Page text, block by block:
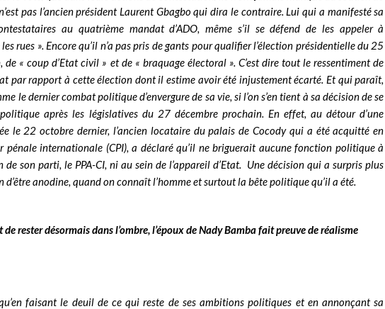
pas l’ancien président Laurent Gbagbo qui dira le contraire. Lui qui a manifesté sa
au quatrième mandat d’ADO, même s’il se défend de les appeler à
rues ». Encore qu’il n’a pas pris de gants pour qualifier l’élection présidentielle du 25
« coup d’Etat civil » et de « braquage électoral ». C’est dire tout le ressentiment de
par rapport à cette élection dont il estime avoir été injustement écarté. Et qui paraît,
le dernier combat politique d’envergure de sa vie, si l’on s’en tient à sa décision de se
après les législatives du 27 décembre prochain. En effet, au détour d’une
le 22 octobre dernier, l’ancien locataire du palais de Cocody qui a été acquitté en
pénale internationale (CPI), a déclaré qu’il ne briguerait aucune fonction politique à
de son parti, le PPA-CI, ni au sein de l’appareil d’Etat. Une décision qui a surpris plus
d’être anodine, quand on connaît l’homme et surtout la bête politique qu’il a été.
de rester désormais dans l’ombre, l’époux de Nady Bamba fait preuve de réalisme
faisant le deuil de ce qui reste de ses ambitions politiques et en annonçant sa